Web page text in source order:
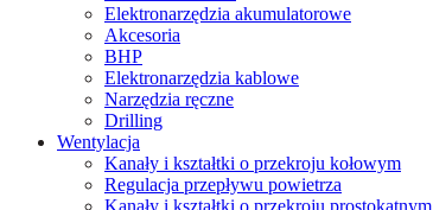
Elektronarzędzia akumulatorowe
Akcesoria
BHP
Elektronarzędzia kablowe
Narzędzia ręczne
Drilling
Wentylacja
Kanały i kształtki o przekroju kołowym
Regulacja przepływu powietrza
Kanały i kształtki o przekroju prostokątnym